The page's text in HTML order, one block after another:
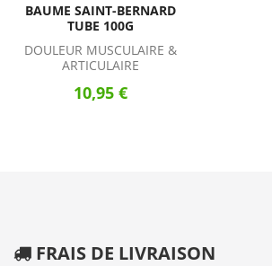
BAUME SAINT-BERNARD
TUBE 100G
DOULEUR MUSCULAIRE &
ARTICULAIRE
10,95 €
FRAIS DE LIVRAISON